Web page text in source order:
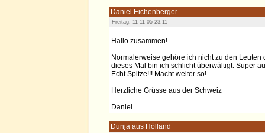
Daniel Eichenberger
Freitag, 11-11-05 23:11
Hallo zusammen!
Normalerweise gehöre ich nicht zu den
dieses Mal bin ich schlicht überwältigt. Super
Echt Spitze!!! Macht weiter so!
Herzliche Grüsse aus der Schweiz
Daniel
Dunja aus Hölland